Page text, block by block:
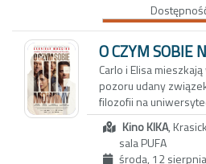
Japonię jej starsza
Etsuko pełne są luk,
każde wspomnienie
tropem prowadzącym
chroniącą przed
O CZYM SOBIE
Carlo i Elisa
pozoru udany
filozofii na
z kryzysem
utalentowana,
felietony ukazują się
Kino KIKA,
sala PUFA
środa, 12